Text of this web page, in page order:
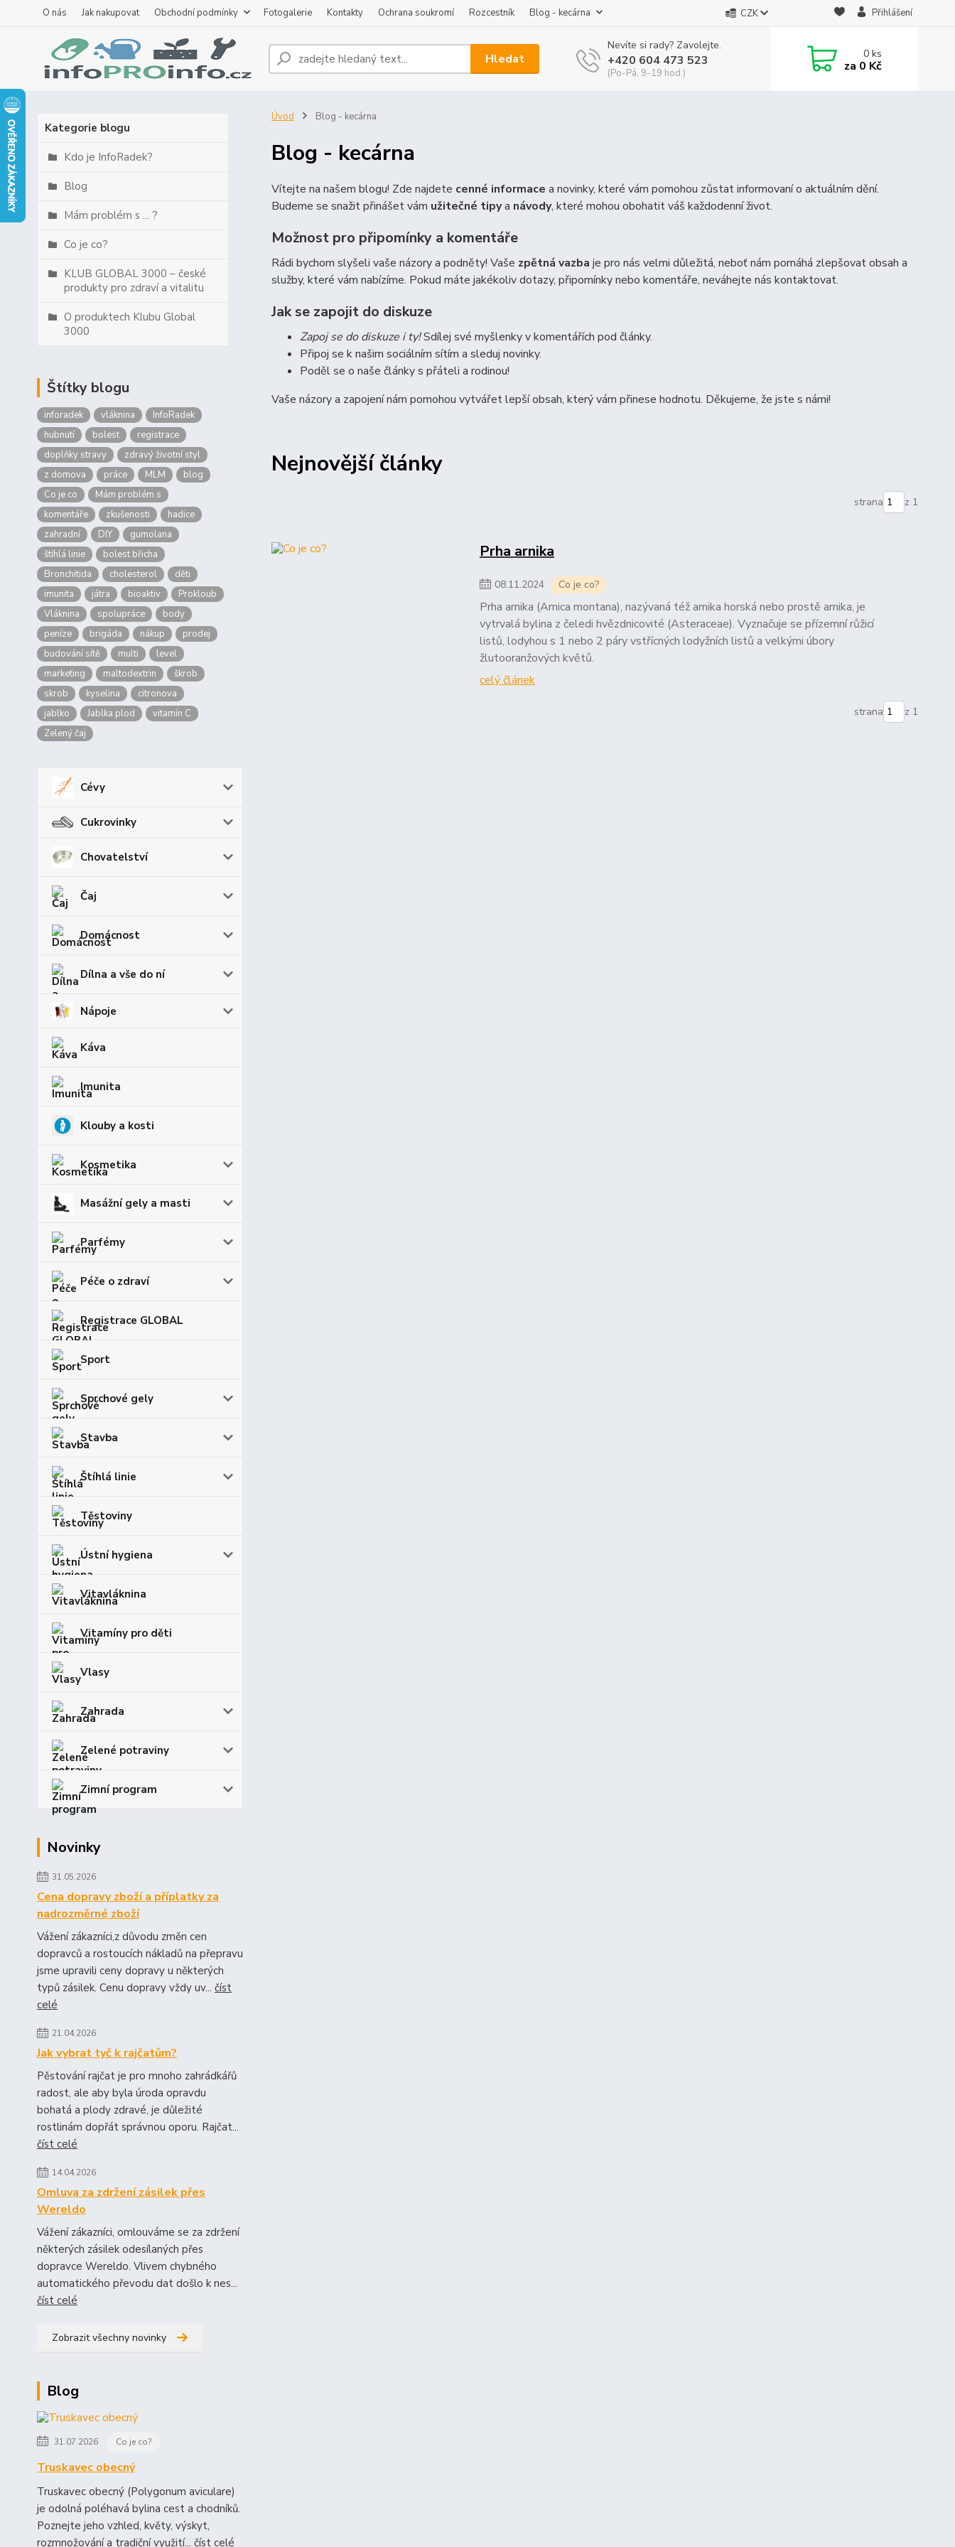
O nás Jak nakupovat Obchodní podmínky Fotogalerie Kontakty Ochrana soukromí Rozcestník Blog - kecárna CZK Přihlášení
Hledat
Nevíte si rady? Zavolejte.
+420 604 473 523
(Po-Pá, 9-19 hod.)
0ks
za 0 Kč
Kategorie blogu
Kdo je InfoRadek?
Blog
Mám problém s ... ?
Co je co?
KLUB GLOBAL 3000 – české
produkty pro zdraví a vitalitu
O produktech Klubu Global
3000
Štítky blogu
inforadek vláknina
InfoRadek
hubnutí
bolest
registrace
doplňky stravy
zdravý životní styl
z domova
práce MLM
blog
Co je co
Mám problém s
komentáře
zkušenosti
hadice
zahradní
DIY
gumolana
štíhlá linie
bolest břicha
Bronchitida
cholesterol
děti
imunita
játra bioaktiv
Prokloub
Vláknina
spolupráce
body
peníze
brigáda nákup
prodej
budování sítě
multi
level
marketing
maltodextrin
škrob
skrob
kyselina
citronova
jablko
Jablka plod
vitamín C
Zelený čaj
Cévy
Cukrovinky
Chovatelství
Čaj
Domácnost
Dílna a vše do ní
Nápoje
Káva
Imunita
Klouby a kosti
Kosmetika
Masážní gely a masti
Parfémy
Péče o zdraví
Registrace GLOBAL
Sport
Sprchové gely
Stavba
Štíhlá linie
Těstoviny
Ústní hygiena
Vitavláknina
Vitamíny pro děti
Vlasy
Zahrada
Zelené potraviny
Zimní program
Novinky
31.05.2026
Cena dopravy zboží a příplatky za
nadrozměrné zboží
Vážení zákazníci,z důvodu změn cen
dopravců a rostoucích nákladů na přepravu
jsme upravili ceny dopravy u některých
typů zásilek. Cenu dopravy vždy uv... číst
celé
21.04.2026
Jak vybrat tyč k rajčatům?
Pěstování rajčat je pro mnoho zahrádkářů
radost, ale aby byla úroda opravdu
bohatá a plody zdravé, je důležité
rostlinám dopřát správnou oporu. Rajčat...
číst celé
14.04.2026
Omluva za zdržení zásilek přes
Wereldo
Vážení zákazníci, omlouváme se za zdržení
některých zásilek odesílaných přes
dopravce Wereldo. Vlivem chybného
automatického převodu dat došlo k nes...
číst celé
Zobrazit všechny novinky
Blog
31.07.2026 Co je co?
Truskavec obecný
Truskavec obecný (Polygonum aviculare)
je odolná poléhavá bylina cest a chodníků.
Poznejte jeho vzhled, květy, výskyt,
rozmnožování a tradiční využití... číst celé
Úvod Blog - kecárna
Blog - kecárna
Vítejte na našem blogu! Zde najdete cenné informace a novinky, které vám pomohou zůstat informovaní o aktuálním dění.
Budeme se snažit přinášet vám užitečné tipya návody, které mohou obohatit váš každodenní život.
Možnost pro připomínky a komentáře
Rádi bychom slyšeli vaše názory a podněty! Vaše zpětná vazba je pro nás velmi důležitá, neboť nám pomáhá zlepšovat obsah a
služby, které vám nabízíme. Pokud máte jakékoliv dotazy, připomínky nebo komentáře, neváhejte nás kontaktovat.
Jak se zapojit do diskuze
Zapoj se do diskuze i ty!Sdílej své myšlenky v komentářích pod články.
Připoj se k našim sociálním sítím a sleduj novinky.
Poděl se o naše články s přáteli a rodinou!
Vaše názory a zapojení nám pomohou vytvářet lepší obsah, který vám přinese hodnotu. Děkujeme, že jste s námi!
Nejnovější články
strana z 1
Prha arnika
08.11.2024 Co je co?
Prha arnika (Arnica montana), nazývaná též arnika horská nebo prostě arnika, je
vytrvalá bylina z čeledi hvězdnicovité (Asteraceae). Vyznačuje se přízemní růžicí
listů, lodyhou s 1 nebo 2 páry vstřícných lodyžních listů a velkými úbory
žlutooranžových květů.
celý článek
strana z 1